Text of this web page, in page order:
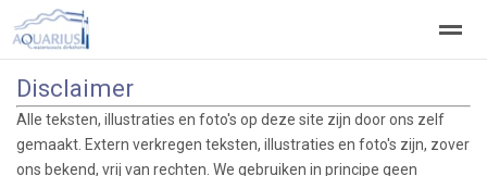
Welkom Welpen
Disclaimer
Alle teksten, illustraties en foto's op deze site zijn door ons zelf
gemaakt. Extern verkregen teksten, illustraties en foto's zijn, zover
ons bekend, vrij van rechten. We gebruiken in principe geen